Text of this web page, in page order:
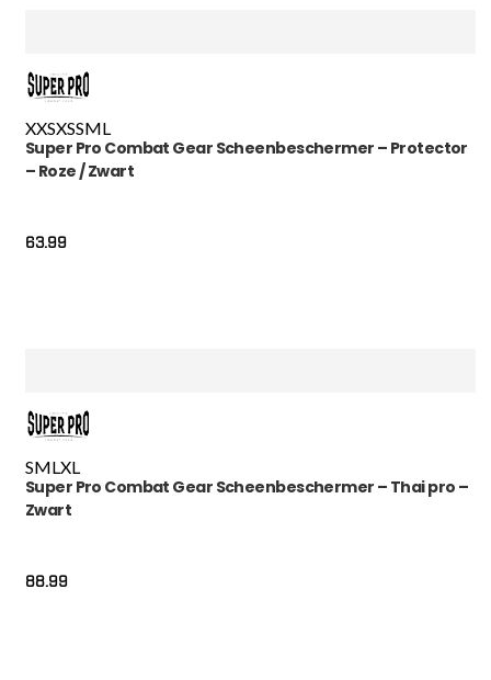
XXSXSSML
Super Pro Combat Gear Scheenbeschermer – Protector
– Roze / Zwart
63.99
SML XL
Super Pro Combat Gear Scheenbeschermer – Thai pro –
Zwart
88.99